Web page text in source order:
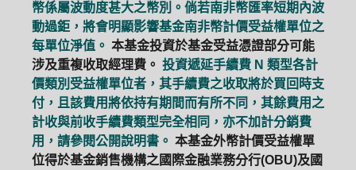
幣係屬波動度甚大之幣別。倘若南非幣匯率短期內波
動過鉅，將會明顯影響基金南非幣計價受益權單位之
每單位淨值。 本基金投資於基金受益憑證部分可能
涉及重複收取經理費。 投資遞延手續費 N 類型各計
價類別受益權單位者，其手續費之收取將於買回時支
付，且該費用將依持有期間而有所不同，其餘費用之
計收與前收手續費類型完全相同，亦不加計分銷費
用，請參閱公開說明書。 本基金外幣計價受益權單
位得於基金銷售機構之國際金融業務分行(OBU)及國